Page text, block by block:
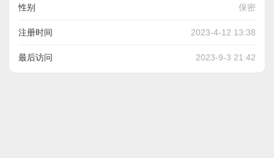
性别 保密
注册时间 2023-4-12 13:38
最后访问 2023-9-3 21:42